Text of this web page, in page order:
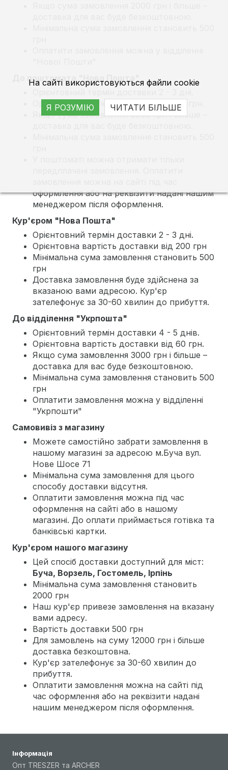
До поштомата "Нова Пошта"
Орієнтовна вартість доставки від 80 грн.
Якщо сума замовлення 3000 грн і більше –
оформлення або на реквізити надані нашим
менеджером після оформлення.
Кур'єром "Нова Пошта"
Орієнтовний термін доставки 2 - 3 дні.
Орієнтовна вартість доставки від 200 грн
Мінімальна сума замовлення становить 500
грн
Доставка замовлення буде здійснена за
вказаною вами адресою. Кур'єр
зателефонує за 30-60 хвилин до прибуття.
До відділення "Укрпошта"
Орієнтовний термін доставки 4 - 5 днів.
Орієнтовна вартість доставки від 60 грн.
Якщо сума замовлення 3000 грн і більше –
доставка для вас буде безкоштовною.
Мінімальна сума замовлення становить 500
грн
Оплатити замовлення можна у відділенні
"Укрпошти"
Самовивіз з магазину
Можете самостійно забрати замовлення в
нашому магазині за адресою м.Буча вул.
Нове Шосе 71
Мінімальна сума замовлення для цього
способу доставки відсутня.
Оплатити замовлення можна під час
оформлення на сайті або в нашому
магазині. До оплати приймається готівка та
банківські картки.
Кур'єром нашого магазину
Цей спосіб доставки доступний для міст:
Буча, Ворзель, Гостомель, Ірпінь
Мінімальна сума замовлення становить
2000 грн
Наш кур'єр привезе замовлення на вказану
вами адресу.
Вартість доставки 500 грн
Для замовлень на суму 12000 грн і більше
доставка безкоштовна.
Кур'єр зателефонує за 30-60 хвилин до
прибуття.
Оплатити замовлення можна на сайті під
час оформлення або на реквізити надані
нашим менеджером після оформлення.
На сайті використовуються файли cookie
Я РОЗУМІЮ ЧИТАТИ БІЛЬШЕ
Інформація
Опт TRESZER та ARCHER